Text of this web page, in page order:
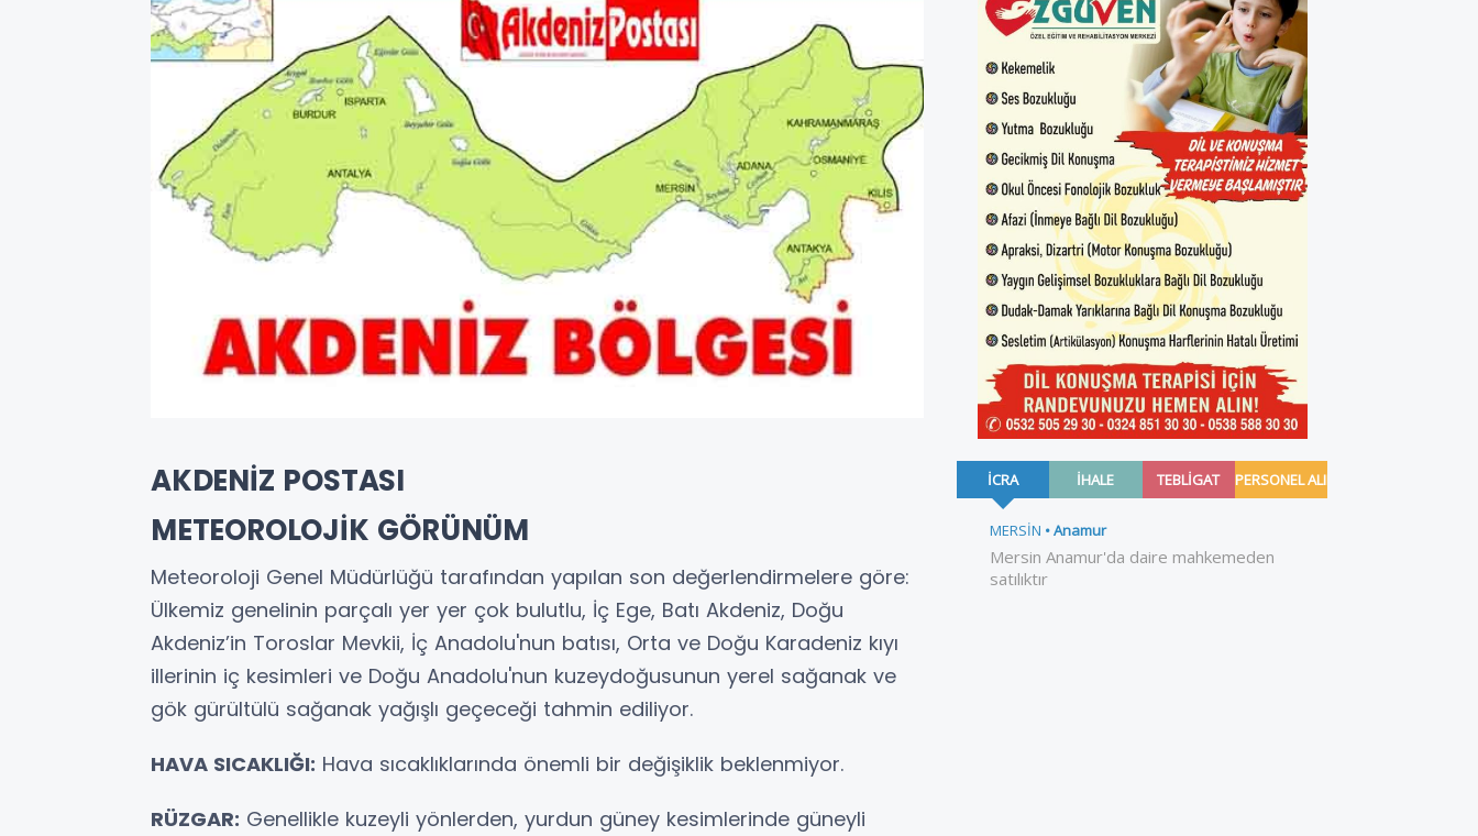
AKDENİZ POSTASI
METEOROLOJİK GÖRÜNÜM
Meteoroloji Genel Müdürlüğü tarafından yapılan son değerlendirmelere göre:
Ülkemiz genelinin parçalı yer yer çok bulutlu, İç Ege, Batı Akdeniz, Doğu
Akdeniz’in Toroslar Mevkii, İç Anadolu'nun batısı, Orta ve Doğu Karadeniz kıyı
illerinin iç kesimleri ve Doğu Anadolu'nun kuzeydoğusunun yerel sağanak ve
gök gürültülü sağanak yağışlı geçeceği tahmin ediliyor.
HAVA SICAKLIĞI: Hava sıcaklıklarında önemli bir değişiklik beklenmiyor.
RÜZGAR: Genellikle kuzeyli yönlerden, yurdun güney kesimlerinde güneyli